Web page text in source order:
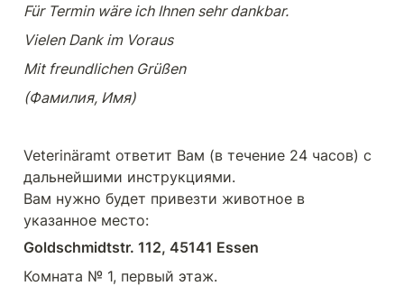
Für Termin wäre ich Ihnen sehr dankbar.
Vielen Dank im Voraus
Mit freundlichen Grüßen
(Фамилия, Имя)
Veterinäramt ответит Вам (в течение 24 часов) с
дальнейшими инструкциями.
Вам нужно будет привезти животное в
указанное место:
Goldschmidtstr. 112, 45141 Essen
Комната № 1, первый этаж.